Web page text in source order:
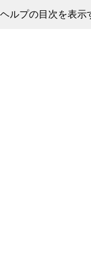
ルプの目次を表